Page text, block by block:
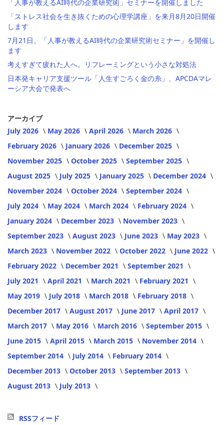
「人事が教えるAI時代の企業研究術」セミナーを開催しました
「ストレス社会を生き抜くための心理学講座」を来月8月20日開催
します
7月21日、「人事が教えるAI時代の企業研究術セミナー」を開催し
ます
考えすぎて疲れた人へ。リフレーミングという小さな対処法
日本発キャリア支援ツール「人生すごろく金の糸」、APCDAマレ
ーシア大会で発表へ
アーカイブ
July 2026
May 2026 April 2026
March 2026
February 2026
January 2026
December 2025
November 2025
October 2025
September 2025
August 2025
July 2025 January 2025
December 2024
November 2024
October 2024
September 2024
July 2024
May 2024 March 2024
February 2024
January 2024
December 2023
November 2023
September 2023
August 2023 June 2023
May 2023
March 2023
November 2022 October 2022
June 2022
February 2022
December 2021
September 2021
July 2021
April 2021 March 2021
February 2021
May 2019
July 2018 March 2018
February 2018
December 2017
August 2017 June 2017
April 2017
March 2017
May 2016 March 2016
September 2015
June 2015
April 2015 March 2015
November 2014
September 2014
July 2014
February 2014
December 2013
October 2013
September 2013
August 2013
July 2013
RSSフィード